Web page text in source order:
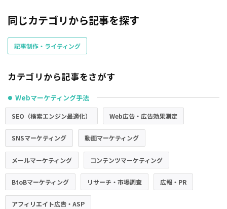
同じカテゴリから記事を探す
記事制作・ライティング
カテゴリから記事をさがす
● Webマーケティング手法
SEO（検索エンジン最適化） Web広告・広告効果測定
SNSマーケティング 動画マーケティング
メールマーケティング コンテンツマーケティング
BtoBマーケティング リサーチ・市場調査 広報・PR
アフィリエイト広告・ASP